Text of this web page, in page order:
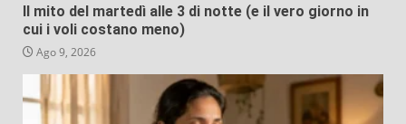
Il mito del martedì alle 3 di notte (e il vero giorno in
cui i voli costano meno)
Ago 9, 2026